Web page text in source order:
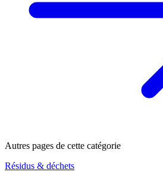
Autres pages de cette catégorie
Résidus & déchets